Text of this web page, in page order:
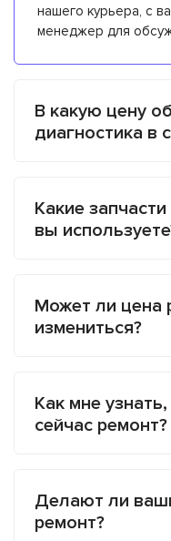
нашего курьера, с
менеджер для
В какую цену
диагностика в
Какие
вы
Может ли цена
измениться?
Как мне
сейчас ремонт?
Делают ли
ремонт?